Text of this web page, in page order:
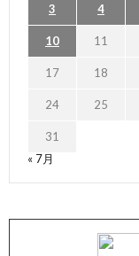
3 4
10 11
17 18
24 25
31
« 7月